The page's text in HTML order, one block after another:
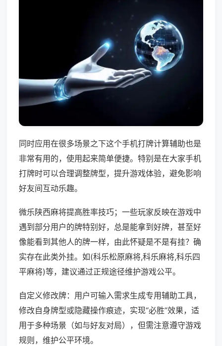
同时应用在很多场景之下这个手机打牌计算辅助也是
非常有用的，使用起来简单便捷。特别是在大家手机
打牌时可以合理调整牌型，提升游戏体验，避免影响
好友间互动乐趣。
微乐陕西麻将提高胜率技巧；一些玩家反映在游戏中
遇到部分用户的牌特别好，总是能拿到好牌，甚至好
像能看到其他人的牌一样，由此怀疑是不是有挂？确
实存在此类外挂。如(科乐松原麻将,科乐麻将,科乐四
平麻将)等，建议通过正规途径维护游戏公平。
自定义修改牌：用户可输入需求生成专用辅助工具，
修改自身牌型或隐藏操作痕迹，实现“必胜”效果，适
用于多种场景（如与好友对局），但需注意遵守游戏
规则，维护公平环境。